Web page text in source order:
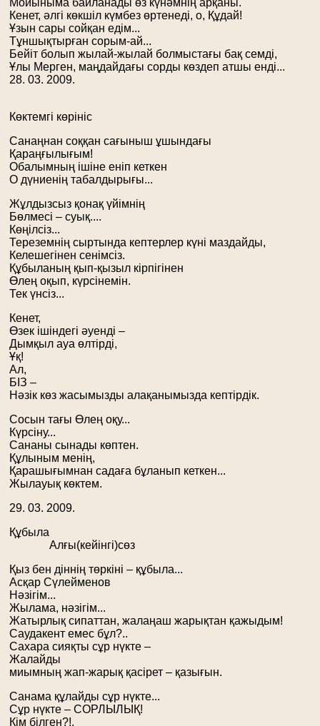
Мойыныма байланады өз күнәмнің арқаны.
Кенет, әлгі көкшіл күмбез өртенеді, о, Құдай!
Ұзын сары сойқан едім...
Тұншықтырған сорым-ай...
Бейіт болып жылай-жылай болмыстағы бақ семді,
Ұлы Мерген, маңдайдағы сорды көздеп атшы енді...
28. 03. 2009.
Көктемгі көрініс
Санаңнан соққан сағыныш ұшындағы
Қараңғылығым!
Обалымның ішіне еніп кеткен
О дүниенің табалдырығы...
Жұлдызсыз қонақ үйімнің
Бөлмесі – суық....
Көңілсіз...
Тереземнің сыртында кептерлер күні маздайды,
Келешегінен сенімсіз.
Құбыланың қып-қызыл кірпігінен
Өлең оқып, күрсінемін.
Тек үнсіз...
Кенет,
Өзек ішіндегі әуенді –
Дымқыл ауа өлтірді,
Ұқ!
Ал,
БІЗ –
Нәзік көз жасымызды алақанымызда кептірдік.
Сосын тағы Өлең оқу...
Күрсіну...
Сананы сынады көптен.
Құлыным менің,
Қарашығымнан садаға бұланып кеткен...
Жылауық көктем.
29. 03. 2009.
Құбыла
Алғы(кейінгі)сөз
Қыз бен діннің төркіні – құбыла...
Асқар Сүлейменов
Нәзігім...
Жылама, нәзігім...
Жатырлық сипаттан, жалаңаш жарықтан қажыдым!
Саудакент емес бұл?..
Сахара сияқты сұр нүкте –
Жалайды
миымның жап-жарық қасірет – қазығын.
Санама құлайды сұр нүкте...
Сұр нүкте – СОРЛЫЛЫҚ!
Кім білген?!.